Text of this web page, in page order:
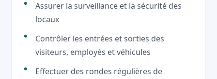
Assurer la surveillance et la sécurité des
locaux
Contrôler les entrées et sorties des
visiteurs, employés et véhicules
Effectuer des rondes régulières de